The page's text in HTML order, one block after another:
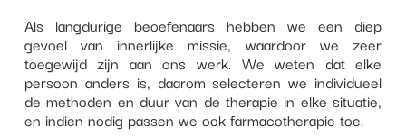
Als langdurige beoefenaars hebben we een diep
gevoel van innerlijke missie, waardoor we zeer
toegewijd zijn aan ons werk. We weten dat elke
persoon anders is, daarom selecteren we individueel
de methoden en duur van de therapie in elke situatie,
en indien nodig passen we ook farmacotherapie toe.